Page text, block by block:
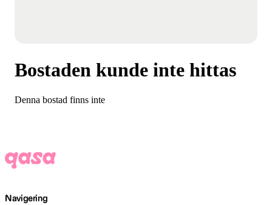
Bostaden kunde inte hittas
Denna bostad finns inte
Navigering